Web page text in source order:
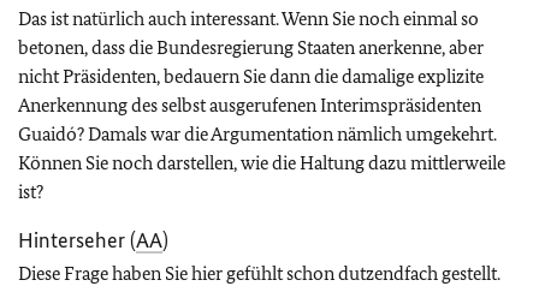
Das ist natürlich auch interessant. Wenn Sie noch einmal so
betonen, dass die Bundesregierung Staaten anerkenne, aber
nicht Präsidenten, bedauern Sie dann die damalige explizite
Anerkennung des selbst ausgerufenen Interimspräsidenten
Guaidó? Damals war die Argumentation nämlich umgekehrt.
Können Sie noch darstellen, wie die Haltung dazu mittlerweile
ist?
Hinterseher (AA)
Diese Frage haben Sie hier gefühlt schon dutzendfach gestellt.